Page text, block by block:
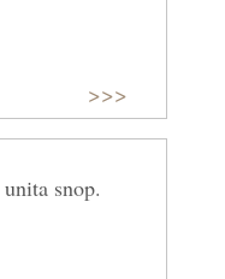
>>>
snop.